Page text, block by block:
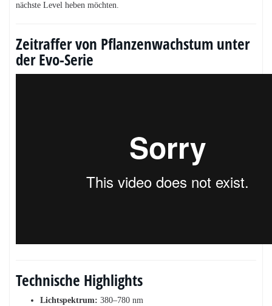
nächste Level heben möchten.
Zeitraffer von Pflanzenwachstum unter
der Evo-Serie
Technische Highlights
Lichtspektrum: 380–780 nm